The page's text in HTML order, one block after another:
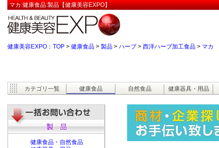
マカ:健康食品:製品【健康美容EXPO】
健康美容EXPO：TOP > 健康食品 > 製品 > ハーブ > 西洋ハーブ加工食品 > マカ
カテゴリ一覧 健康食品 自然食品 健康器具・用品
健康食品・自然食品